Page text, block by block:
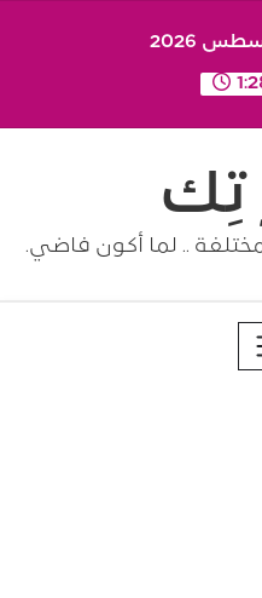
تِك
.. لما أكون فاضي.